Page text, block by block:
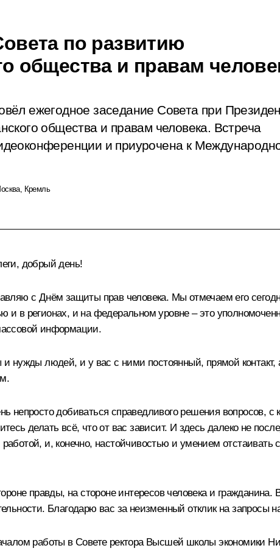
по развитию
общества и правам
ежегодное заседание Совета при
общества и правам человека. Встреча
и приурочена к
Кремль
добрый день!
с Днём защиты прав человека. Мы отмечаем его
и в регионах, и на федеральном уровне – это
информации.
нужды людей, и у вас с ними постоянный, прямой
непросто добиваться справедливого решения
делать всё, что от вас зависит. И здесь далеко не
и, конечно, настойчивостью и умением
правды, на стороне интересов человека и
Благодарю вас за неизменный отклик на
работы в Совете ректора Высшей школы